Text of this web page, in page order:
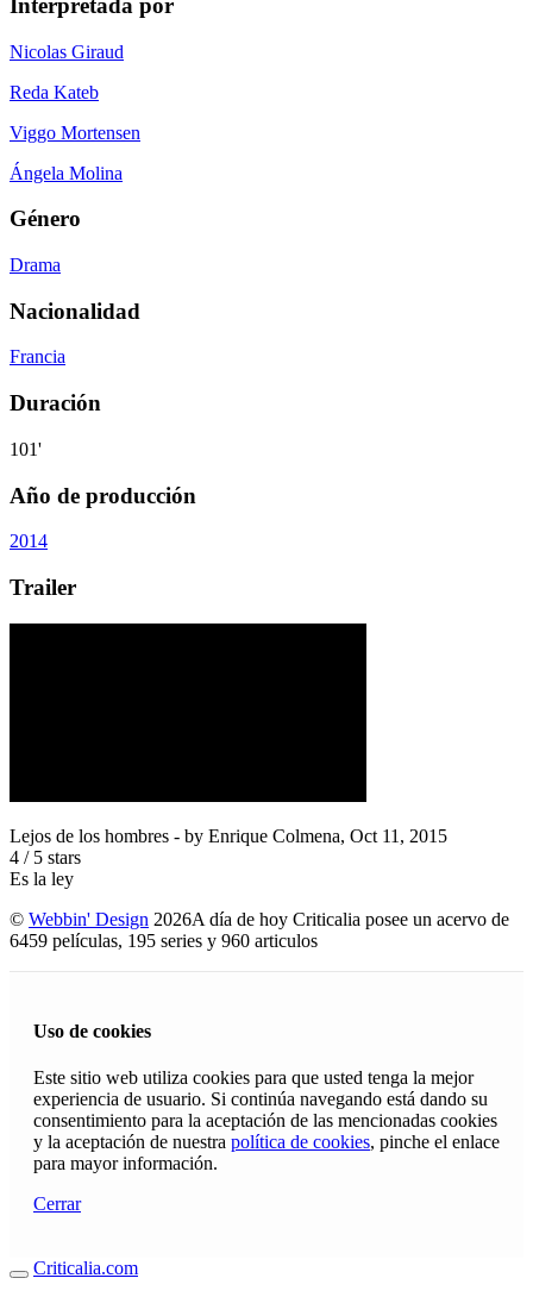
Interpretada por
Nicolas Giraud
Reda Kateb
Viggo Mortensen
Ángela Molina
Género
Drama
Nacionalidad
Francia
Duración
101'
Año de producción
2014
Trailer
Lejos de los hombres - by Enrique Colmena, Oct 11, 2015
4 / 5 stars
Es la ley
© Webbin' Design 2026A día de hoy Criticalia posee un acervo de
6459 películas, 195 series y 960 articulos
Uso de cookies
Este sitio web utiliza cookies para que usted tenga la mejor
experiencia de usuario. Si continúa navegando está dando su
consentimiento para la aceptación de las mencionadas cookies
y la aceptación de nuestra política de cookies, pinche el enlace
para mayor información.
Cerrar
Criticalia.com